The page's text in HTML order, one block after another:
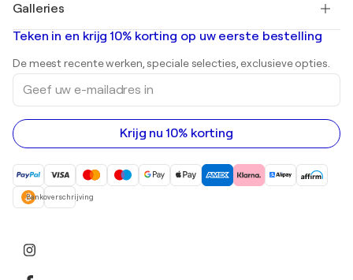
Banksy
Mr. Brainwash
Shepard Fairey
Abstracte schilderijen te koop
Landschapsschilderijen
Beelden
Acrylverfschilderijen
Galleries
Kunstgaleries in Nederland
Teken in en krijg 10% korting op uw eerste bestelling
De meest recente werken, speciale selecties, exclusieve opties.
Geef
uw
e-
mailadres
in
Krijg nu 10% korting
Bankoverschrijving